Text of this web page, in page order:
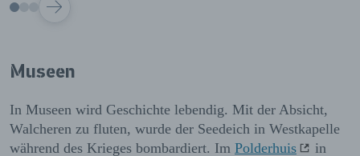
VOLGENDE
Museen
In Museen wird Geschichte lebendig. Mit der Absicht,
Walcheren zu fluten, wurde der Seedeich in Westkapelle
während des Krieges bombardiert. Im Polderhuis
in